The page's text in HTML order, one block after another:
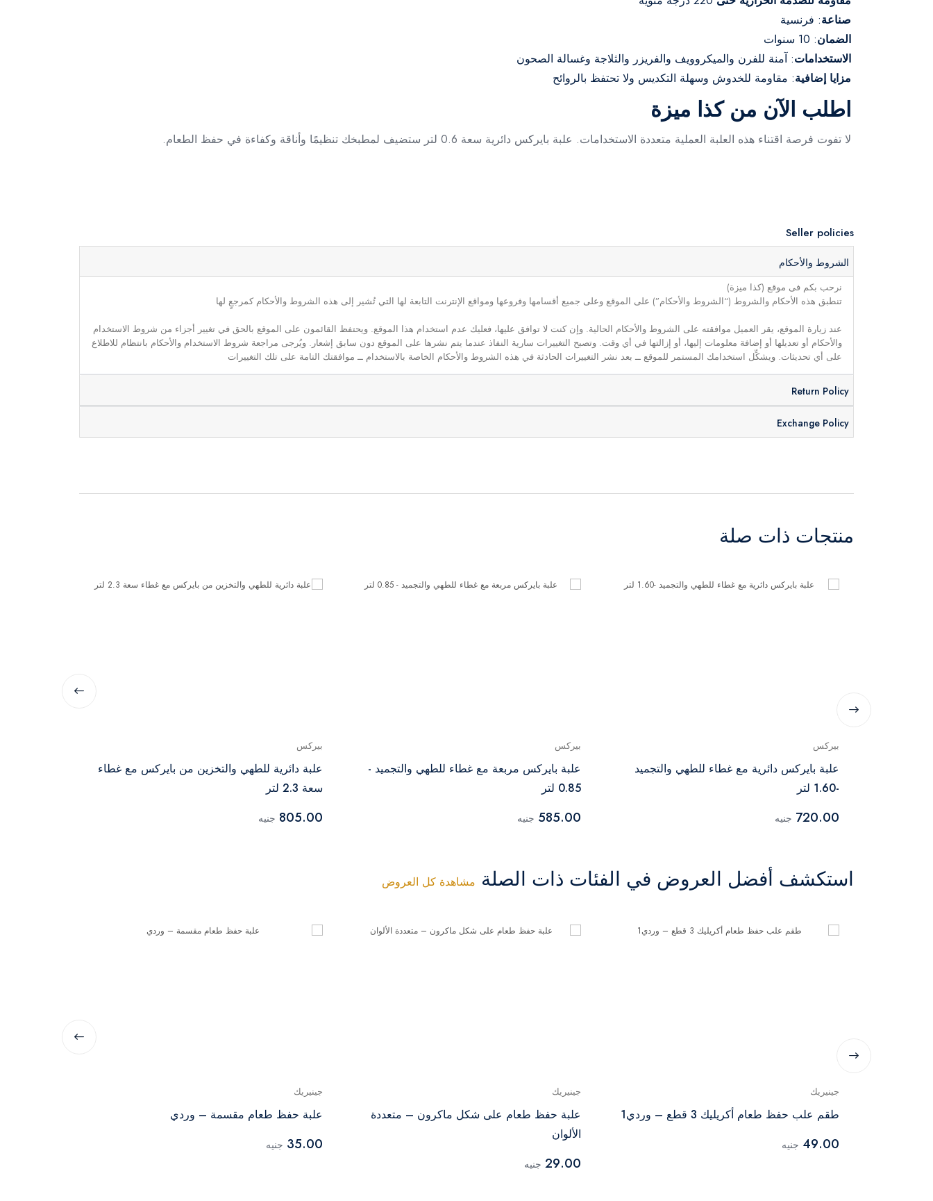
صناعة: فرنسية
الضمان: 10 سنوات
الاستخدامات: آمنة للفرن والميكروويف والفريزر والثلاجة وغسالة الصحون
مزايا إضافية: مقاومة للخدوش وسهلة التكديس ولا تحتفظ بالروائح
اطلب الآن من كذا ميزة
لا تفوت فرصة اقتناء هذه العلبة العملية متعددة الاستخدامات. علبة بايركس دائرية سعة 0.6 لتر ستضيف لمطبخك تنظيمًا وأناقة وكفاءة في حفظ الطعام.
Seller policies
الشروط والأحكام
نرحب بكم فى موقع (كذا ميزة)
تنطبق هذه الأحكام والشروط (“الشروط والأحكام”) على الموقع وعلى جميع أقسامها وفروعها ومواقع الإنترنت التابعة لها التي تُشير إلى هذه الشروط والأحكام كمرجعٍ لها
عند زيارة الموقع، يقر العميل موافقته على الشروط والأحكام الحالية. وإن كنت لا توافق عليها، فعليك عدم استخدام هذا الموقع. ويحتفظ القائمون على الموقع بالحق في تغيير أجزاء من شروط الاستخدام
والأحكام أو تعديلها أو إضافة معلومات إليها، أو إزالتها في أي وقت. وتصبح التغييرات سارية النفاذ عندما يتم نشرها على الموقع دون سابق إشعار. ويُرجى مراجعة شروط الاستخدام والأحكام بانتظام للاطلاع
على أي تحديثات. ويشكِّل استخدامك المستمر للموقع ــ بعد نشر التغييرات الحادثة في هذه الشروط والأحكام الخاصة بالاستخدام ــ موافقتك التامة على تلك التغييرات
Return Policy
Exchange Policy
منتجات ذات صلة
بيركس
علبة بايركس دائرية مع غطاء للطهي والتجميد
-1.60 لتر
720.00 جنيه
بيركس
علبة بايركس مربعة مع غطاء للطهي والتجميد -
0.85 لتر
585.00 جنيه
بيركس
علبة دائرية للطهي والتخزين من بايركس مع غطاء
سعة 2.3 لتر
805.00 جنيه
استكشف أفضل العروض في الفئات ذات الصلة مشاهدة كل العروض
جينيريك
طقم علب حفظ طعام أكريليك 3 قطع – وردي1
49.00 جنيه
جينيريك
علبة حفظ طعام على شكل ماكرون – متعددة
الألوان
29.00 جنيه
جينيريك
علبة حفظ طعام مقسمة – وردي
35.00 جنيه